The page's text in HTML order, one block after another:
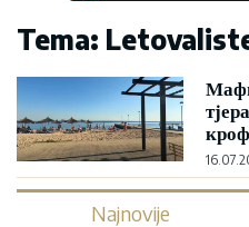
Tema:
Najnovije